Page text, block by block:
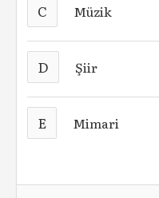
C Müzik
D Şiir
E Mimari